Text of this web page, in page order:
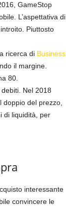
GameStop
L’aspettativa di
Piuttosto
ricerca di Business
il margine.
80.
Nel 2018
del prezzo,
di liquidità, per
interessante
convincere le